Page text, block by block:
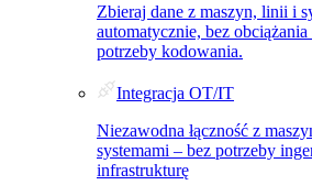
Zbieraj dane z maszyn, linii i
automatycznie, bez
potrzeby kodowania.
Integracja OT/IT
Niezawodna łączność z
systemami – bez potrzeby
infrastrukturę